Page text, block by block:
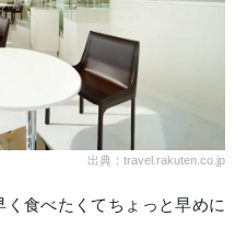
出典：travel.rakuten.co.jp
食べたくてちょっと早めに